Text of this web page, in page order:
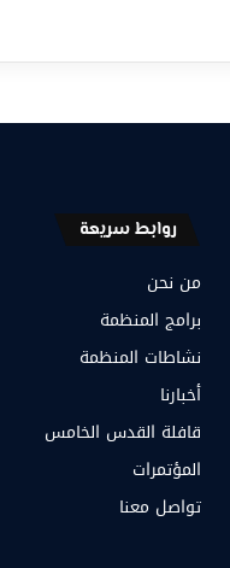
روابط سريعة
من نحن
برامج المنظمة
نشاطات المنظمة
أخبارنا
قافلة القدس الخامس
المؤتمرات
تواصل معنا